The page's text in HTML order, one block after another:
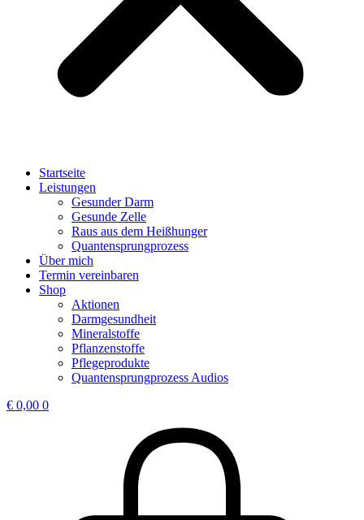
Startseite
Leistungen
Gesunder Darm
Gesunde Zelle
Raus aus dem Heißhunger
Quantensprungprozess
Über mich
Termin vereinbaren
Shop
Aktionen
Darmgesundheit
Mineralstoffe
Pflanzenstoffe
Pflegeprodukte
Quantensprungprozess Audios
€ 0,00 0